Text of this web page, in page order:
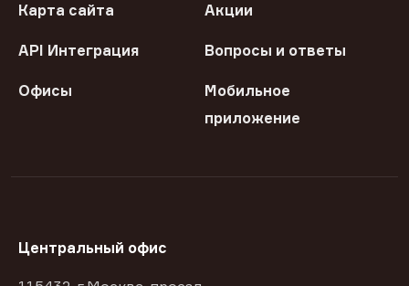
Карта сайта Акции
API Интеграция Вопросы и ответы
Офисы
Мобильное
приложение
Центральный офис